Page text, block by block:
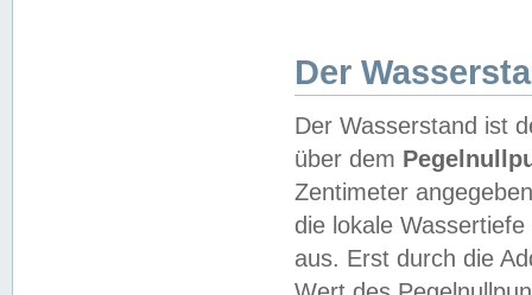
Der
Der Wasserstand ist
über dem
Zentimeter
die lokale
aus. Erst durch die